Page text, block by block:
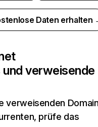
Daten erhalten
und verweisende
verweisenden
prüfe das